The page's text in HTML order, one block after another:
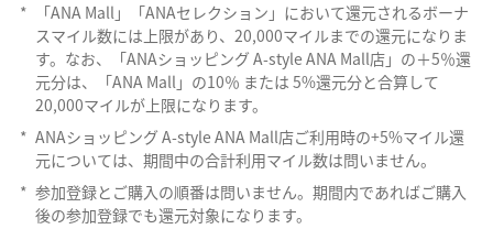
*
「ANA Mall」「ANAセレクション」において還元されるボーナ
スマイル数には上限があり、20,000マイルまでの還元になりま
す。なお、「ANAショッピング A-style ANA Mall店」の＋5％還
元分は、「ANA Mall」の10％ または 5%還元分と合算して
20,000マイルが上限になります。
* ANAショッピング A-style ANA Mall店ご利用時の+5%マイル還
元については、期間中の合計利用マイル数は問いません。
* 参加登録とご購入の順番は問いません。期間内であればご購入
後の参加登録でも還元対象になります。